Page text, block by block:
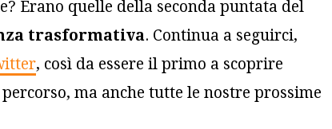
Erano quelle della seconda puntata del
trasformativa. Continua a seguirci,
, così da essere il primo a scoprire
ma anche tutte le nostre prossime